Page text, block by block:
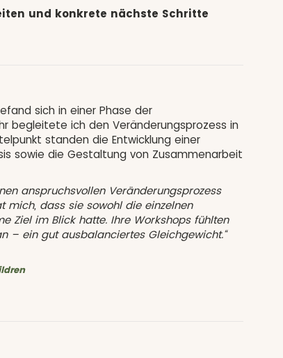
und konkrete nächste Schritte
sich in einer Phase der
begleitete ich den Veränderungsprozess in
standen die Entwicklung einer
sowie die Gestaltung von Zusammenarbeit
anspruchsvollen Veränderungsprozess
mich, dass sie sowohl die einzelnen
Ziel im Blick hatte. Ihre Workshops fühlten
– ein gut ausbalanciertes Gleichgewicht.“